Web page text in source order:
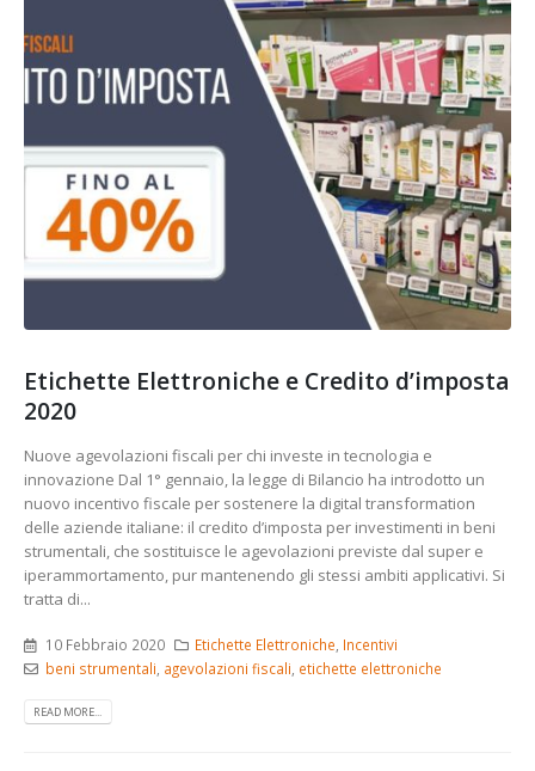
Etichette Elettroniche e Credito d’imposta
2020
Nuove agevolazioni fiscali per chi investe in tecnologia e
innovazione Dal 1° gennaio, la legge di Bilancio ha introdotto un
nuovo incentivo fiscale per sostenere la digital transformation
delle aziende italiane: il credito d’imposta per investimenti in beni
strumentali, che sostituisce le agevolazioni previste dal super e
iperammortamento, pur mantenendo gli stessi ambiti applicativi. Si
tratta di...
10 Febbraio 2020 Etichette Elettroniche Incentivi
beni strumentali agevolazioni fiscali etichette elettroniche
READ MORE...